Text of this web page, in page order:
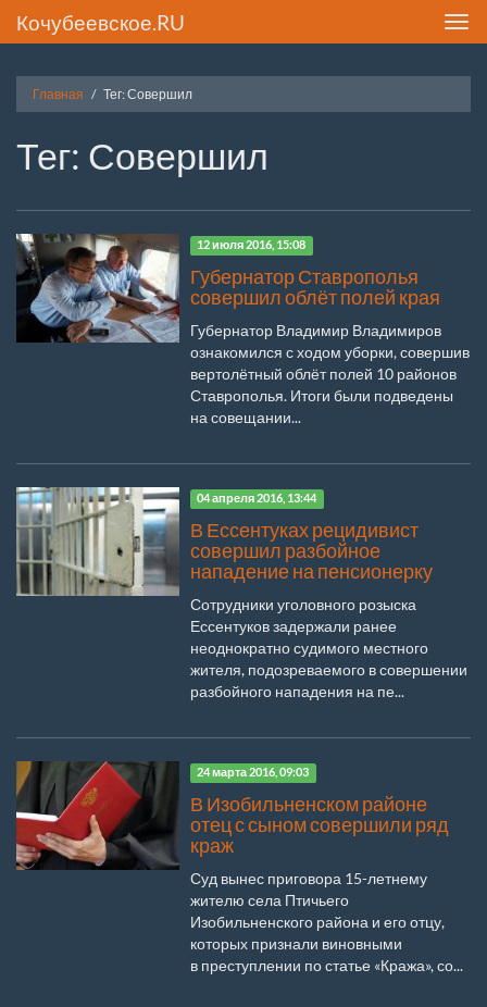
Кочубеевское.RU
Главная Тег: Совершил
Тег: Совершил
12 июля 2016, 15:08
Губернатор Ставрополья
совершил облёт полей края
Губернатор Владимир Владимиров
ознакомился с ходом уборки, совершив
вертолётный облёт полей 10 районов
Ставрополья. Итоги были подведены
на совещании...
04 апреля 2016, 13:44
В Ессентуках рецидивист
совершил разбойное
нападение на пенсионерку
Сотрудники уголовного розыска
Ессентуков задержали ранее
неоднократно судимого местного
жителя, подозреваемого в совершении
разбойного нападения на пе...
24 марта 2016, 09:03
В Изобильненском районе
отец с сыном совершили ряд
краж
Суд вынес приговора 15-летнему
жителю села Птичьего
Изобильненского района и его отцу,
которых признали виновными
в преступлении по статье «Кража», со...